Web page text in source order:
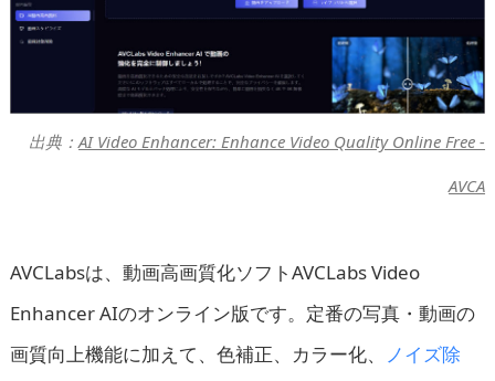
出典：AI Video Enhancer: Enhance Video Quality Online Free -
AVCA
AVCLabsは、動画高画質化ソフトAVCLabs Video
Enhancer AIのオンライン版です。定番の写真・動画の
画質向上機能に加えて、色補正、カラー化、
ノイズ除